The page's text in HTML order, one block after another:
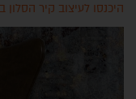
היכנסו לעיצוב קיר